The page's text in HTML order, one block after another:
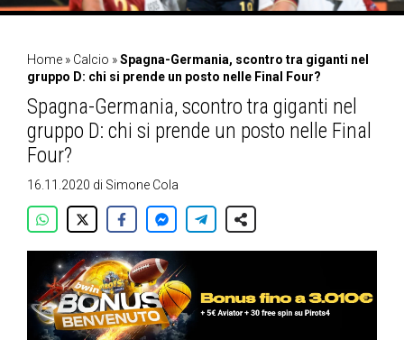
Home » Calcio »Spagna-Germania, scontro tra giganti nel
gruppo D: chi si prende un posto nelle Final Four?
Spagna-Germania, scontro tra giganti nel
gruppo D: chi si prende un posto nelle Final
Four?
16.11.2020 di Simone Cola